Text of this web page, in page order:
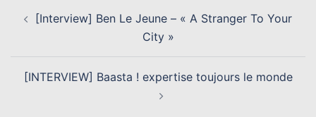
D’ARTICLE
[Interview] Ben Le Jeune – « A Stranger To Your
City »
[INTERVIEW] Baasta ! expertise toujours le monde